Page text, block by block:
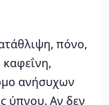
πόνο,
ανήσυχων
ύπνου. Αν δεν